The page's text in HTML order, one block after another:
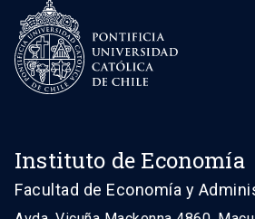
Instituto de Economía
Facultad de Economía y